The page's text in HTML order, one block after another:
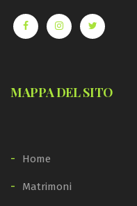
MAPPA DEL SITO
Home
Matrimoni